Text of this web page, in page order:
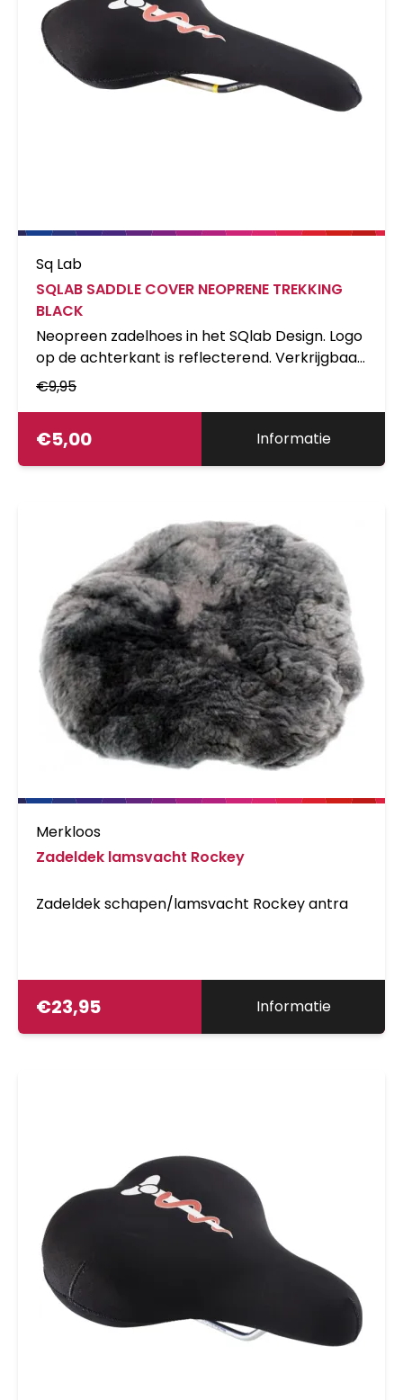
Sq Lab
SQLAB SADDLE COVER NEOPRENE TREKKING
BLACK
Neopreen zadelhoes in het SQlab Design. Logo
op de achterkant is reflecterend. Verkrijgbaar
in drie verschillende maten (S=Race,
€9,95
€5,00 Informatie
Merkloos
Zadeldek lamsvacht Rockey
Zadeldek schapen/lamsvacht Rockey antra
€23,95 Informatie